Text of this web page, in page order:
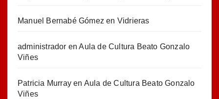
Manuel Bernabé Gómez en Vidrieras
administrador enAula de Cultura Beato Gonzalo
Viñes
Patricia Murray en Aula de Cultura Beato Gonzalo
Viñes